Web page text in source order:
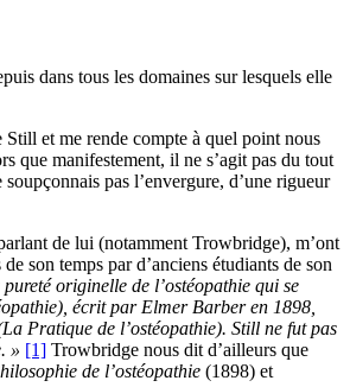
dans tous les domaines sur lesquels elle
Still et me rende compte à quel point nous
que manifestement, il ne s’agit pas du tout
pas l’envergure, d’une rigueur
de lui (notamment Trowbridge), m’ont
son temps par d’anciens étudiants de son
originelle de l’ostéopathie qui se
écrit par Elmer Barber en 1898,
Pratique de l’ostéopathie). Still ne fut pas
» [1] Trowbridge nous dit d’ailleurs que
de l’ostéopathie (1898) et